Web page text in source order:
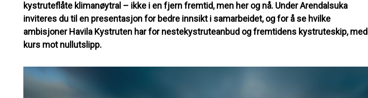
kystruteflåte klimanøytral – ikke i en fjern fremtid, men her og nå. Under Arendalsuka
inviteres du til en presentasjon for bedre innsikt i samarbeidet, og for å se hvilke
ambisjoner Havila Kystruten har for nestekystruteanbud og fremtidens kystruteskip, med
kurs mot nullutslipp.